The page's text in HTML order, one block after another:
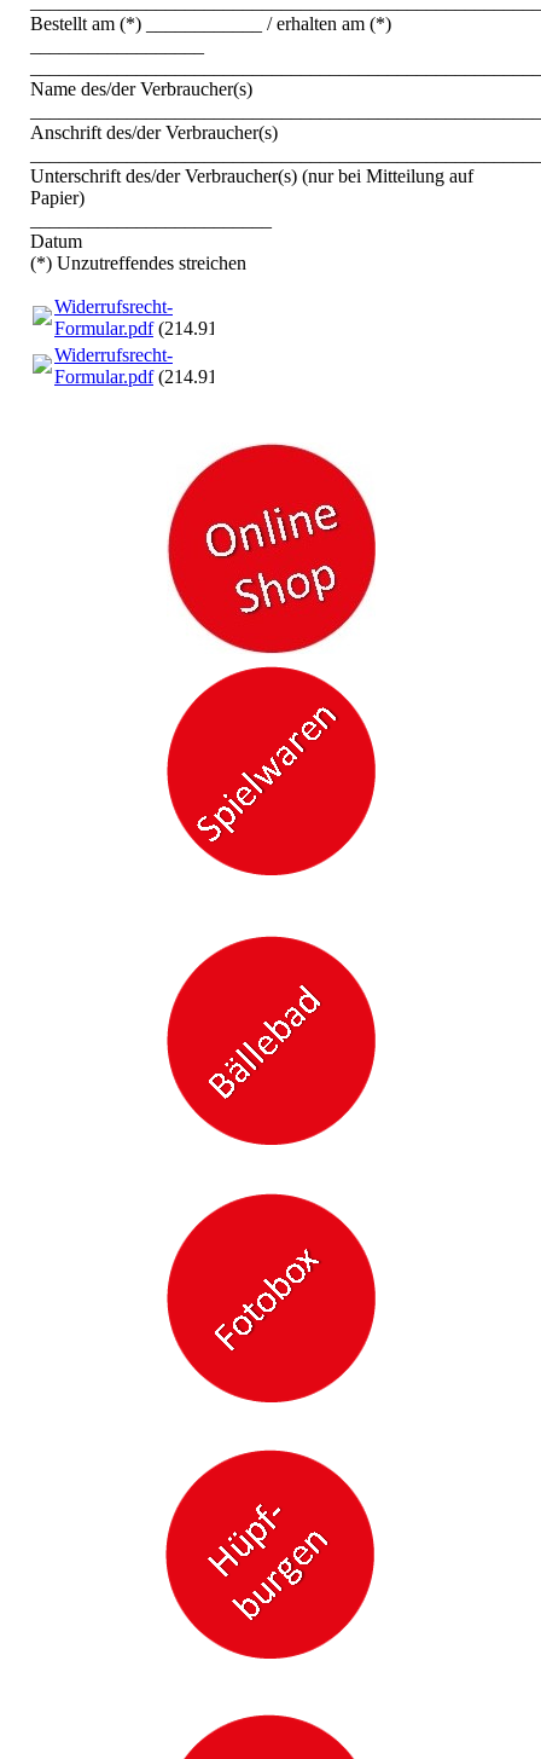
Bestellt am (*) ____________ / erhalten am (*)
Name des/der Verbraucher(s)
Anschrift des/der Verbraucher(s)
Unterschrift des/der Verbraucher(s) (nur bei Mitteilung auf
Papier)
Datum
(*) Unzutreffendes streichen
Widerrufsrecht-
Formular.pdf(214.91KB)
Widerrufsrecht-
Formular.pdf(214.91KB)